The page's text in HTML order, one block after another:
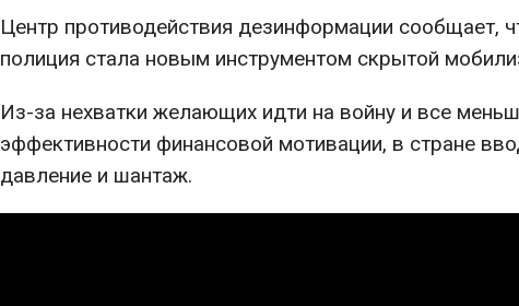
Центр противодействия дезинформации сообщает,
полиция стала новым инструментом скрытой
Из-за нехватки желающих идти на войну и все
эффективности финансовой мотивации, в стране
давление и шантаж.